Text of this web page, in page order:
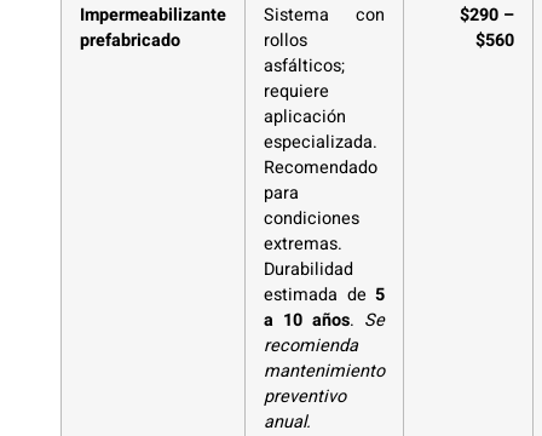
Impermeabilizante
prefabricado
Sistema con
rollos
asfálticos;
requiere
aplicación
especializada.
Recomendado
para
condiciones
extremas.
Durabilidad
estimada de 5
a 10 años. Se
recomienda
mantenimiento
preventivo
anual.
$290 –
$560